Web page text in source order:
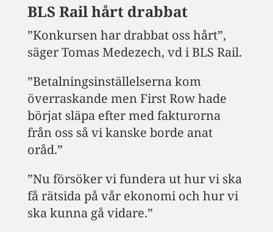
BLS Rail hårt drabbat
”Konkursen har drabbat oss hårt”,
säger Tomas Medezech, vd i BLS Rail.
”Betalningsinställelserna kom
överraskande men First Row hade
börjat släpa efter med fakturorna
från oss så vi kanske borde anat
oråd.”
”Nu försöker vi fundera ut hur vi ska
få rätsida på vår ekonomi och hur vi
ska kunna gå vidare.”